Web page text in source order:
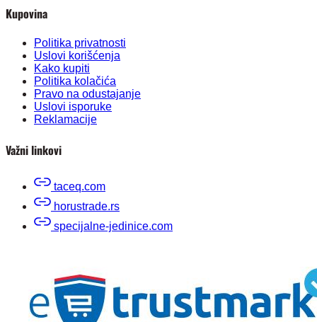
Kupovina
Politika privatnosti
Uslovi korišćenja
Kako kupiti
Politika kolačića
Pravo na odustajanje
Uslovi isporuke
Reklamacije
Važni linkovi
taceq.com
horustrade.rs
specijalne-jedinice.com